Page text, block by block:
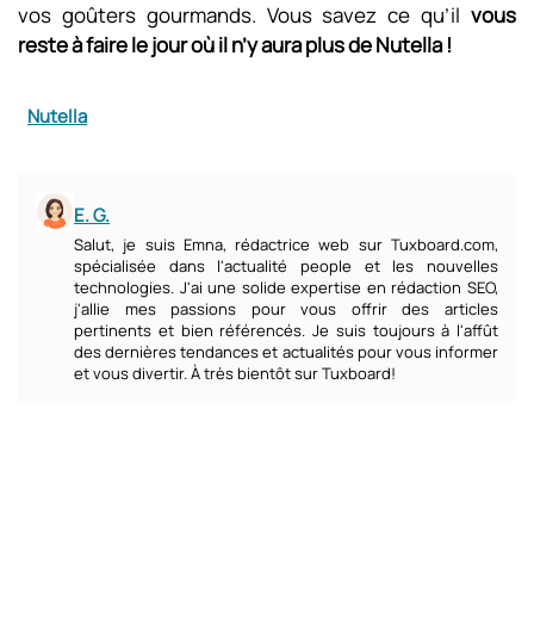
vos goûters gourmands. Vous savez ce qu’il vous
reste à faire le jour où il n’y aura plus de Nutella !
Nutella
E. G.
Salut, je suis Emna, rédactrice web sur Tuxboard.com,
spécialisée dans l'actualité people et les nouvelles
technologies. J'ai une solide expertise en rédaction SEO,
j'allie mes passions pour vous offrir des articles
pertinents et bien référencés. Je suis toujours à l'affût
des dernières tendances et actualités pour vous informer
et vous divertir. À très bientôt sur Tuxboard!